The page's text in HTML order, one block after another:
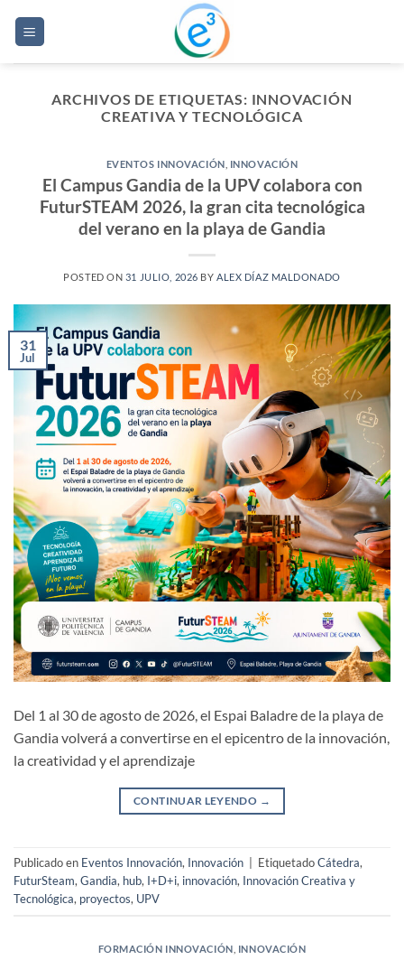
ARCHIVOS DE ETIQUETAS: INNOVACIÓN
CREATIVA Y TECNOLÓGICA
EVENTOS INNOVACIÓN INNOVACIÓN
El Campus Gandia de la UPV colabora con
FuturSTEAM 2026, la gran cita tecnológica
del verano en la playa de Gandia
POSTED ON 31 JULIO, 2026 BY ALEX DÍAZ MALDONADO
31
Jul
Del 1 al 30 de agosto de 2026, el Espai Baladre de la playa de
Gandia volverá a convertirse en el epicentro de la innovación,
la creatividad y el aprendizaje
CONTINUAR LEYENDO →
Publicado en Eventos Innovación, Innovación EtiquetadoCátedra,
FuturSteam, Gandia, hub, I+D+i, innovación, Innovación Creativa y
Tecnológica, proyectos, UPV
FORMACIÓN INNOVACIÓN INNOVACIÓN